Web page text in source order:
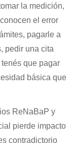
la medición,
el error
pagarle a
pedir una cita
que pagar
básica que
ReNaBaP y
pierde impacto
contradictorio